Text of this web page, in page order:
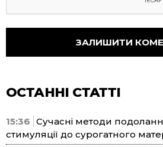
ОСТАННІ СТАТТІ
15:36 Сучасні методи
стимуляції до сурогатного